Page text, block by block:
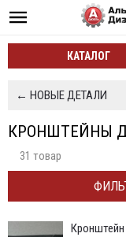
КАТАЛОГ
← НОВЫЕ ДЕТАЛИ
КРОНШТЕЙНЫ
31 товар
Кронштейн